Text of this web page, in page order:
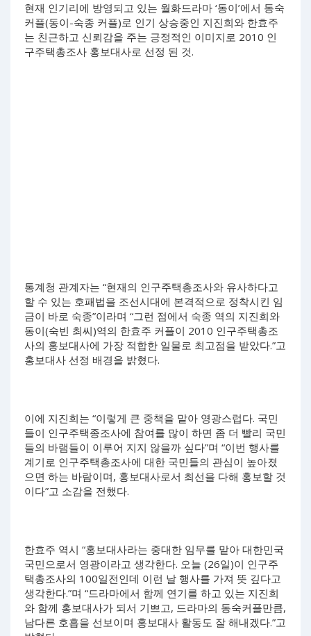
현재 인기리에 방영되고 있는 월화드라마 ‘동이’에서 동숙
커플(동이-숙종 커플)로 인기 상승중인 지진희와 한효주
는 친근하고 신뢰감을 주는 긍정적인 이미지로 2010 인
구주택총조사 홍보대사로 선정 된 것.
통계청 관계자는 “현재의 인구주택총조사와 유사하다고
할 수 있는 호패법을 조선시대에 본격적으로 정착시킨 임
금이 바로 숙종”이라며 “그런 점에서 숙종 역의 지진희와
동이(숙빈 최씨)역의 한효주 커플이 2010 인구주택총조
사의 홍보대사에 가장 적합한 일물로 최고점을 받았다.”고
홍보대사 선정 배경을 밝혔다.
이에 지진희는 “이렇게 큰 중책을 맡아 영광스럽다. 국민
들이 인구주택종조사에 참여를 많이 하면 좀 더 빨리 국민
들의 바램들이 이루어 지지 않을까 싶다”며 “이번 행사를
계기로 인구주택총조사에 대한 국민들의 관심이 높아졌
으면 하는 바람이며, 홍보대사로서 최선을 다해 홍보할 것
이다”고 소감을 전했다.
한효주 역시 “홍보대사라는 중대한 임무를 맡아 대한민국
국민으로서 영광이라고 생각한다. 오늘 (26일)이 인구주
택총조사의 100일전인데 이런 날 행사를 가져 뜻 깊다고
생각한다.”며 “드라마에서 함께 연기를 하고 있는 지진희
와 함께 홍보대사가 되서 기쁘고, 드라마의 동숙커플만큼,
남다른 호흡을 선보이며 홍보대사 활동도 잘 해내겠다.”고